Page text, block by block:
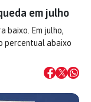
em julho
baixo. Em julho,
percentual abaixo